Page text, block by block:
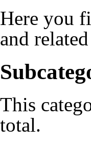
Here you
and
This
total.